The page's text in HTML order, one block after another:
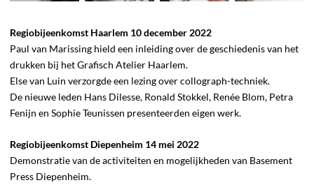
Regiobijeenkomst Haarlem 10 december 2022
Paul van Marissing hield een inleiding over de geschiedenis van het
drukken bij het Grafisch Atelier Haarlem.
Else van Luin verzorgde een lezing over collograph-techniek.
De nieuwe leden Hans Dilesse, Ronald Stokkel, Renée Blom, Petra
Fenijn en Sophie Teunissen presenteerden eigen werk.
Regiobijeenkomst Diepenheim 14 mei 2022
Demonstratie van de activiteiten en mogelijkheden van Basement
Press Diepenheim.